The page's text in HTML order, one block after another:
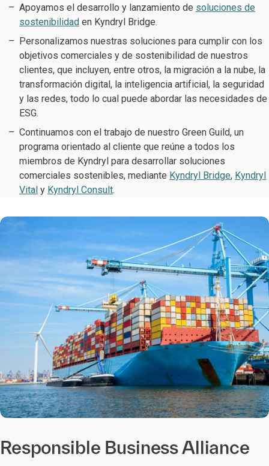
Apoyamos el desarrollo y lanzamiento de soluciones de
sostenibilidad en Kyndryl Bridge.
Personalizamos nuestras soluciones para cumplir con los
objetivos comerciales y de sostenibilidad de nuestros
clientes, que incluyen, entre otros, la migración a la nube, la
transformación digital, la inteligencia artificial, la seguridad
y las redes, todo lo cual puede abordar las necesidades de
ESG.
Continuamos con el trabajo de nuestro Green Guild, un
programa orientado al cliente que reúne a todos los
miembros de Kyndryl para desarrollar soluciones
comerciales sostenibles, mediante Kyndryl Bridge, Kyndryl
Vital y Kyndryl Consult.
Responsible Business Alliance